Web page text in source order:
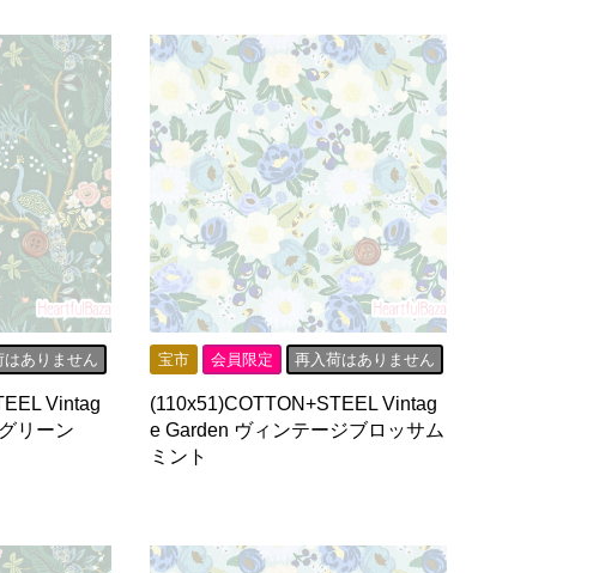
はありません
Vintag
リーン
宝市 会員限定 再入荷はありません
(110x51)COTTON+STEEL Vintag
e Garden ヴィンテージブロッサム
ミント